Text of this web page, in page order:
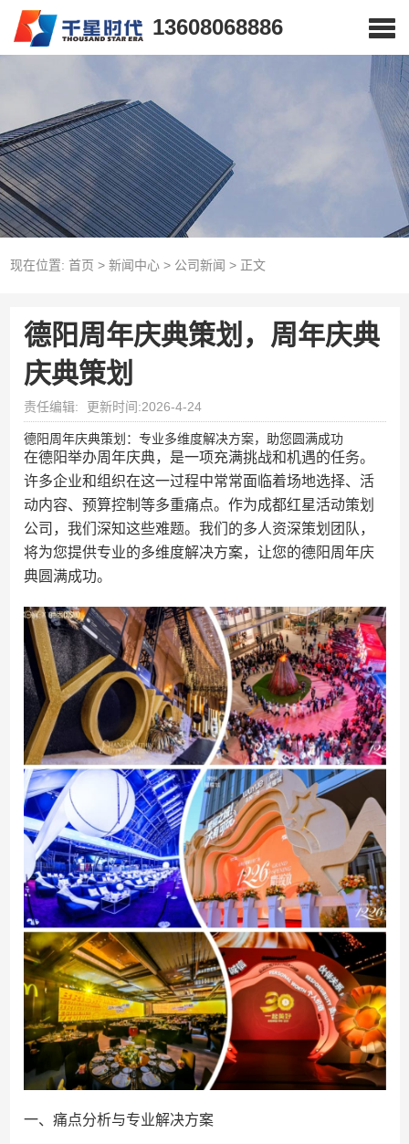
13608068886
现在位置: 首页 > 新闻中心> 公司新闻 > 正文
德阳周年庆典策划，周年庆典
庆典策划
责任编辑: 更新时间:2026-4-24
德阳周年庆典策划：专业多维度解决方案，助您圆满成功
在德阳举办周年庆典，是一项充满挑战和机遇的任务。
许多企业和组织在这一过程中常常面临着场地选择、活
动内容、预算控制等多重痛点。作为成都红星活动策划
公司，我们深知这些难题。我们的多人资深策划团队，
将为您提供专业的多维度解决方案，让您的德阳周年庆
典圆满成功。
一、痛点分析与专业解决方案